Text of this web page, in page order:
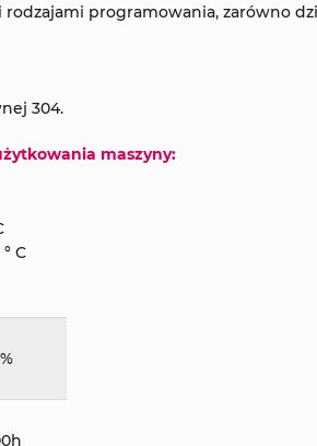
rodzajami programowania, zarówno
304.
maszyny:
C